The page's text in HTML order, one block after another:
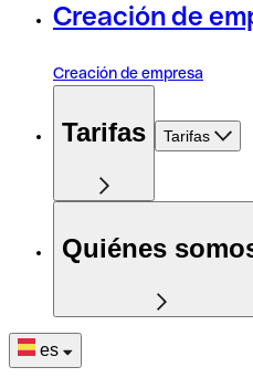
Creación de
Creación de empresa
Tarifas Tarifas
Quiénes
es